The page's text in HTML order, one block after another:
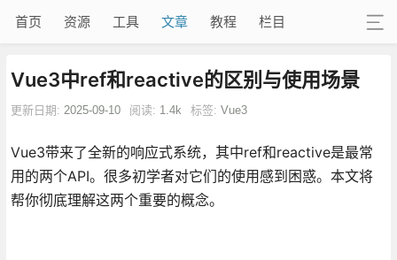
首页 资源 工具 文章 教程 栏目
Vue3中ref和reactive的区别与使用场景
更新日期: 2025-09-10 阅读: 1.4k 标签: Vue3
Vue3带来了全新的响应式系统，其中ref和reactive是最常
用的两个API。很多初学者对它们的使用感到困惑。本文将
帮你彻底理解这两个重要的概念。